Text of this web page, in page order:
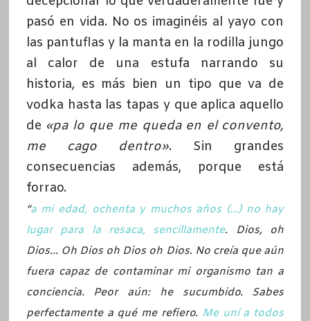
pasó en vida. No os imaginéis al yayo con
las pantuflas y la manta en la rodilla jungo
al calor de una estufa narrando su
historia, es más bien un tipo que va de
vodka hasta las tapas y que aplica aquello
de «pa lo que me queda en el convento,
me cago dentro». Sin grandes
consecuencias además, porque está
forrao.
“a mi edad, ochenta y muchos años (…) no hay
lugar para la resaca, sencillamente. Dios, oh
Dios… Oh Dios oh Dios oh Dios. No creía que aún
fuera capaz de contaminar mi organismo tan a
conciencia. Peor aún: he sucumbido. Sabes
perfectamente a qué me refiero. Me uní a todos